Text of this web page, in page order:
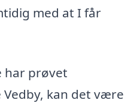
med at I får
har prøvet
kan det være